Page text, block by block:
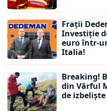
Frații
Investiție
euro într-
Italia!
Breaking!
din Vârful
de